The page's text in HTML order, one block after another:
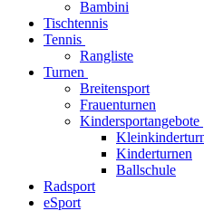
Bambini
Tischtennis
Tennis
Rangliste
Turnen
Breitensport
Frauenturnen
Kindersportangebote
Kinderturnen
Ballschule
Radsport
eSport